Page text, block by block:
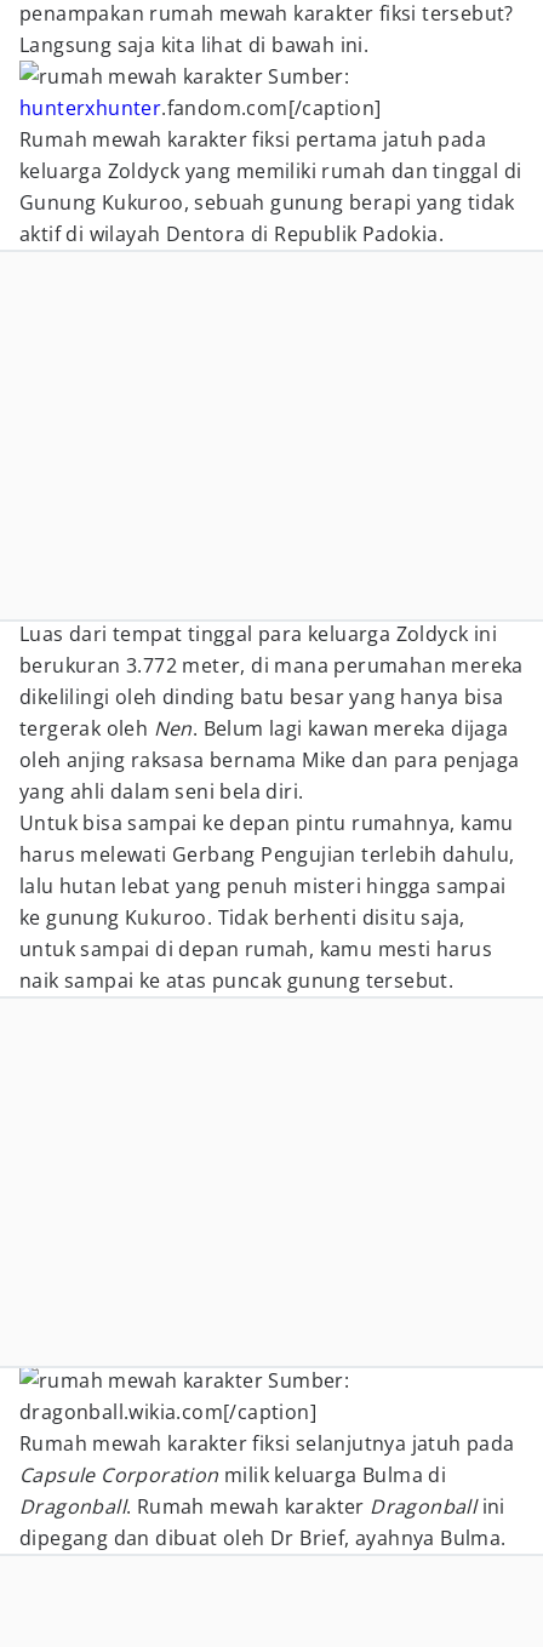
penampakan rumah mewah karakter fiksi tersebut?
Langsung saja kita lihat di bawah ini.
Sumber:
hunterxhunter.fandom.com[/caption]
Rumah mewah karakter fiksi pertama jatuh pada
keluarga Zoldyck yang memiliki rumah dan tinggal di
Gunung Kukuroo, sebuah gunung berapi yang tidak
aktif di wilayah Dentora di Republik Padokia.
Luas dari tempat tinggal para keluarga Zoldyck ini
berukuran 3.772 meter, di mana perumahan mereka
dikelilingi oleh dinding batu besar yang hanya bisa
tergerak oleh Nen. Belum lagi kawan mereka dijaga
oleh anjing raksasa bernama Mike dan para penjaga
yang ahli dalam seni bela diri.
Untuk bisa sampai ke depan pintu rumahnya, kamu
harus melewati Gerbang Pengujian terlebih dahulu,
lalu hutan lebat yang penuh misteri hingga sampai
ke gunung Kukuroo. Tidak berhenti disitu saja,
untuk sampai di depan rumah, kamu mesti harus
naik sampai ke atas puncak gunung tersebut.
Sumber:
dragonball.wikia.com[/caption]
Rumah mewah karakter fiksi selanjutnya jatuh pada
Capsule Corporation milik keluarga Bulma di
Dragonball. Rumah mewah karakter Dragonballini
dipegang dan dibuat oleh Dr Brief, ayahnya Bulma.